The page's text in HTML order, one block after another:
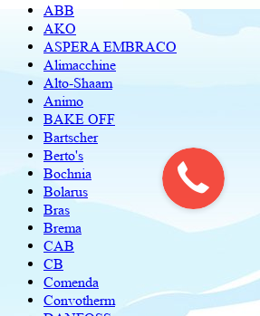
ABB
AKO
ASPERA EMBRACO
Alimacchine
Alto-Shaam
Animo
BAKE OFF
Bartscher
Berto's
Bochnia
Bolarus
Bras
Brema
CAB
CB
Comenda
Convotherm